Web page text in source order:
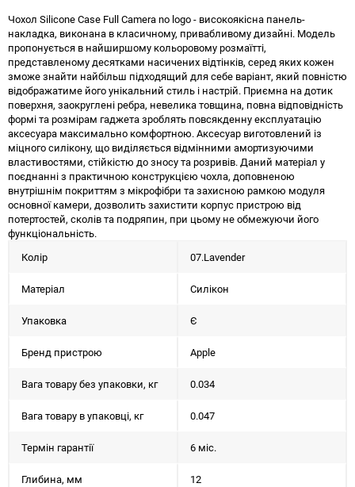
Чохол Silicone Case Full Camera no logo - високоякісна панель-
накладка, виконана в класичному, привабливому дизайні. Модель
пропонується в найширшому кольоровому розмаїтті,
представленому десятками насичених відтінків, серед яких кожен
зможе знайти найбільш підходящий для себе варіант, який повністю
відображатиме його унікальний стиль і настрій. Приємна на дотик
поверхня, заокруглені ребра, невелика товщина, повна відповідність
формі та розмірам гаджета зроблять повсякденну експлуатацію
аксесуара максимально комфортною. Аксесуар виготовлений із
міцного силікону, що виділяється відмінними амортизуючими
властивостями, стійкістю до зносу та розривів. Даний матеріал у
поєднанні з практичною конструкцією чохла, доповненою
внутрішнім покриттям з мікрофібри та захисною рамкою модуля
основної камери, дозволить захистити корпус пристрою від
потертостей, сколів та подряпин, при цьому не обмежуючи його
функціональність.
Колір
07.Lavender
Матеріал Силікон
Упаковка Є
Бренд пристрою Apple
Вага товару без упаковки, кг 0.034
Вага товару в упаковці, кг 0.047
Термін гарантії 6 міс.
Глибина, мм 12